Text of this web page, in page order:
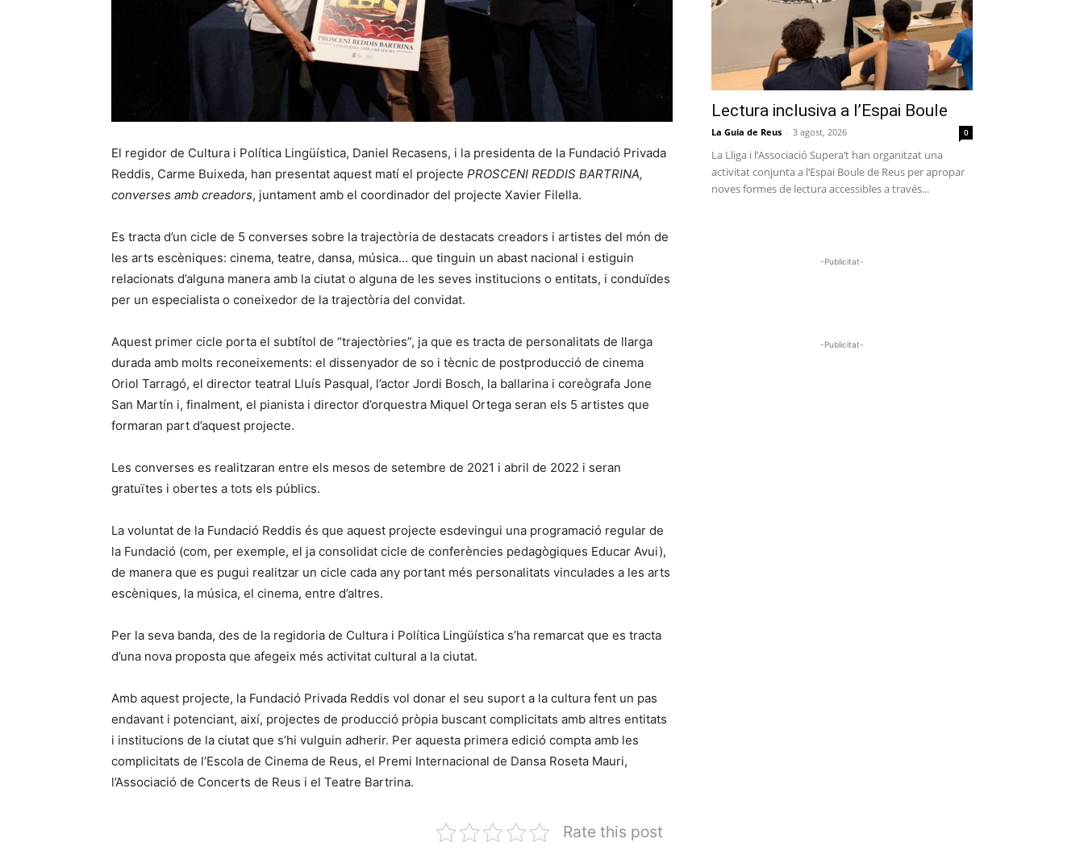
El regidor de Cultura i Política Lingüística, Daniel Recasens, i la presidenta de la Fundació Privada
Reddis, Carme Buixeda, han presentat aquest matí el projecte PROSCENI REDDIS BARTRINA,
converses amb creadors, juntament amb el coordinador del projecte Xavier Filella.
Es tracta d’un cicle de 5 converses sobre la trajectòria de destacats creadors i artistes del món de
les arts escèniques: cinema, teatre, dansa, música… que tinguin un abast nacional i estiguin
relacionats d’alguna manera amb la ciutat o alguna de les seves institucions o entitats, i conduïdes
per un especialista o coneixedor de la trajectòria del convidat.
Aquest primer cicle porta el subtítol de “trajectòries”, ja que es tracta de personalitats de llarga
durada amb molts reconeixements: el dissenyador de so i tècnic de postproducció de cinema
Oriol Tarragó, el director teatral Lluís Pasqual, l’actor Jordi Bosch, la ballarina i coreògrafa Jone
San Martín i, finalment, el pianista i director d’orquestra Miquel Ortega seran els 5 artistes que
formaran part d’aquest projecte.
Les converses es realitzaran entre els mesos de setembre de 2021 i abril de 2022 i seran
gratuïtes i obertes a tots els públics.
La voluntat de la Fundació Reddis és que aquest projecte esdevingui una programació regular de
la Fundació (com, per exemple, el ja consolidat cicle de conferències pedagògiques Educar Avui),
de manera que es pugui realitzar un cicle cada any portant més personalitats vinculades a les arts
escèniques, la música, el cinema, entre d’altres.
Per la seva banda, des de la regidoria de Cultura i Política Lingüística s’ha remarcat que es tracta
d’una nova proposta que afegeix més activitat cultural a la ciutat.
Amb aquest projecte, la Fundació Privada Reddis vol donar el seu suport a la cultura fent un pas
endavant i potenciant, així, projectes de producció pròpia buscant complicitats amb altres entitats
i institucions de la ciutat que s’hi vulguin adherir. Per aquesta primera edició compta amb les
complicitats de l’Escola de Cinema de Reus, el Premi Internacional de Dansa Roseta Mauri,
l’Associació de Concerts de Reus i el Teatre Bartrina.
Rate this post
Lectura inclusiva a l’Espai Boule
La Guia de Reus - 3 agost, 2026 0
La Lliga i l’Associació Supera’t han organitzat una
activitat conjunta a l’Espai Boule de Reus per apropar
noves formes de lectura accessibles a través...
-Publicitat-
-Publicitat-